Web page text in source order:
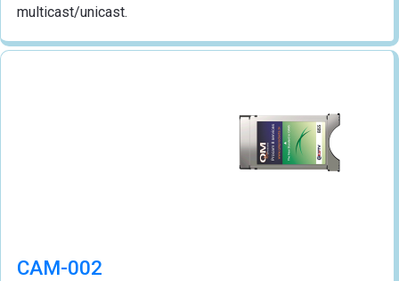
multicast/unicast.
CAM-002